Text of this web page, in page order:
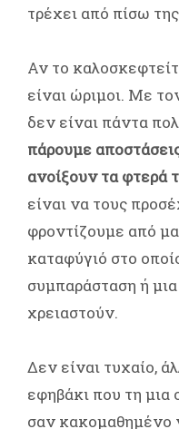
τρέχει από πίσω
Αν το
είναι ώριμοι. Με
δεν είναι πάντα
πάρουμε
ανοίξουν τα φτερά
είναι να τους
φροντίζουμε από
καταφύγιό στο
συμπαράσταση ή
χρειαστούν.
Δεν είναι τυχαίο,
εφηβάκι που τη μια
σαν κακομαθημένο